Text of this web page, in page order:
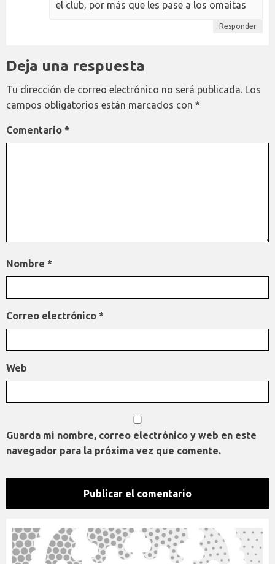
el club, por más que les pase a los omaitas
Responder
Deja una respuesta
Tu dirección de correo electrónico no será publicada. Los
campos obligatorios están marcados con *
Comentario *
Nombre *
Correo electrónico *
Web
Guarda mi nombre, correo electrónico y web en este
navegador para la próxima vez que comente.